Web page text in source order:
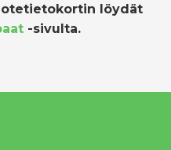
löydät
-sivulta.